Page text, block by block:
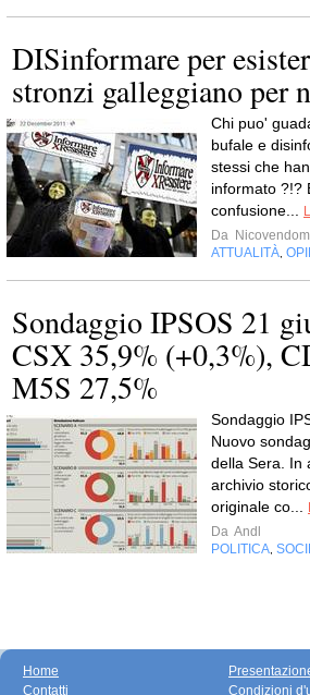
DISinformare per
stronzi galleggiano per
Chi puo'
bufale e
stessi che
informato ?!?
confusione...
Da
ATTUALITÀ
Sondaggio IPSOS 21
CSX 35,9% (+0,3%),
M5S 27,5%
Sondaggio
Nuovo
della Sera. In
archivio
originale co...
Da Andl
POLITICA
Home
Contatti
Condizioni